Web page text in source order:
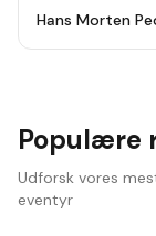
til slut, modtog en
Bare se at komme
noget for en hver.
Hans Morten
Populære
Udforsk vores
eventyr